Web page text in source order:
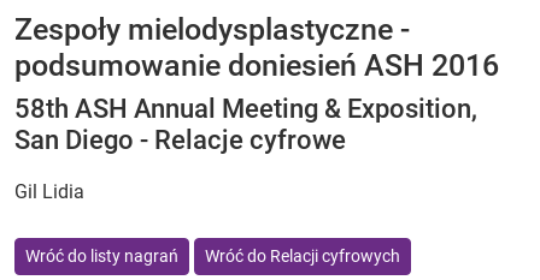
Zespoły mielodysplastyczne -
podsumowanie doniesień ASH 2016
58th ASH Annual Meeting & Exposition,
San Diego - Relacje cyfrowe
Gil Lidia
Wróć do listy nagrań Wróć do Relacji cyfrowych